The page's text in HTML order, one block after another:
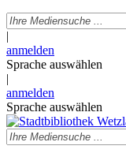
|
anmelden
Sprache auswählen
|
anmelden
Sprache auswählen